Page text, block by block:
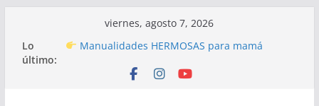
contenido
viernes, agosto 7, 2026
Lo
último:
Manualidades HERMOSAS para mamá
“Aprendemos Jugando: Talleres por la